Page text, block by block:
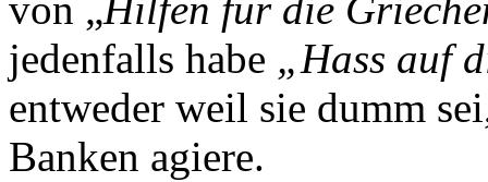
von „Hilfen für die
jedenfalls habe „Hass auf
entweder weil sie dumm
Banken agiere.